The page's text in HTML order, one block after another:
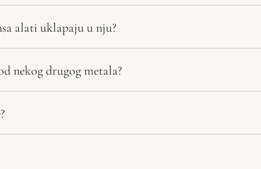
alati uklapaju u nju?
nekog drugog metala?